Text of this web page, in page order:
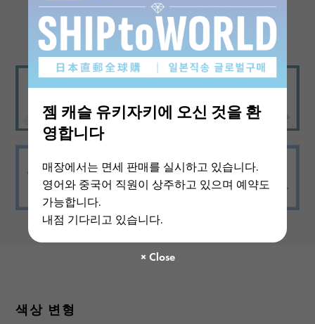
젬 캐슬 유키자키에 오신 것을 환
영합니다
매장에서는 면세 판매를 실시하고 있습니다.
영어와 중국어 직원이 상주하고 있으며 예약도
가능합니다.
내점 기다리고 있습니다.
There are no product reviews.
색상 변형